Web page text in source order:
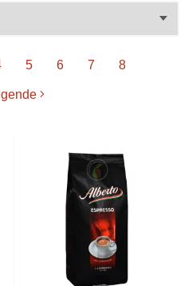
5 6 7 8